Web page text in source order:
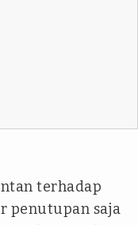
terhadap
penutupan saja